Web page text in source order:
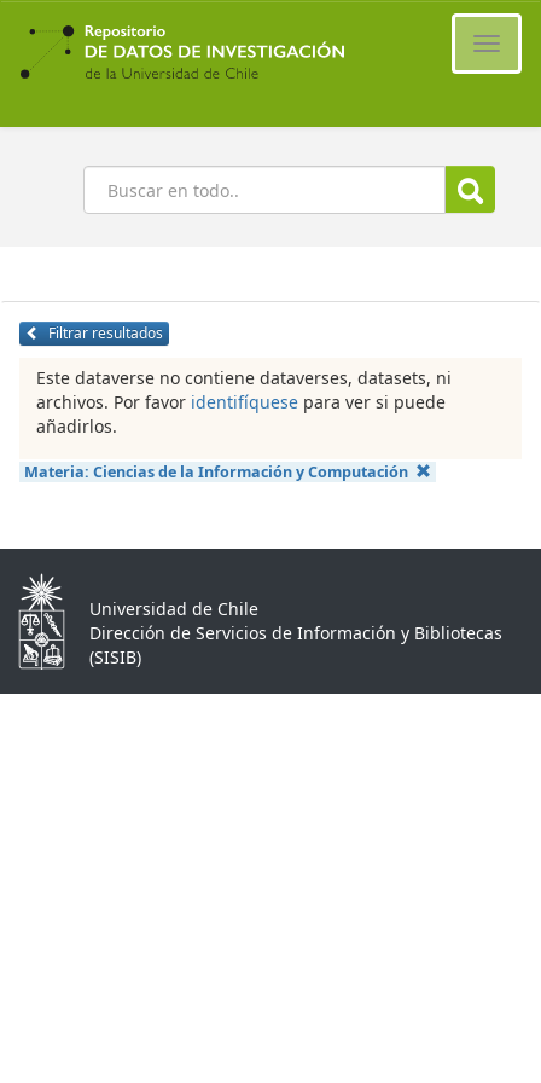
Ir
contenido
principal
Buscar
Filtrar resultados
Este dataverse no contiene dataverses, datasets, ni
archivos. Por favor identifíquese para ver si puede
añadirlos.
Materia: Ciencias de la Información y Computación
Universidad de Chile
Dirección de Servicios de Información y Bibliotecas
(SISIB)